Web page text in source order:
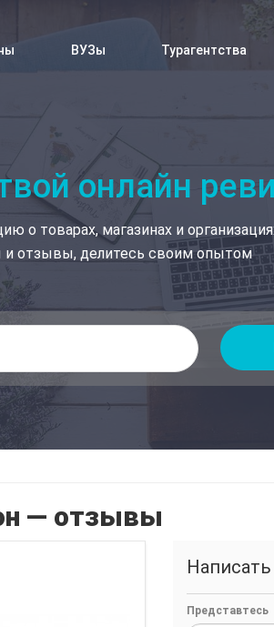
ВУЗы Турагентства
онлайн
о товарах, магазинах и
и отзывы, делитесь своим опытом
— отзывы
Представтесь